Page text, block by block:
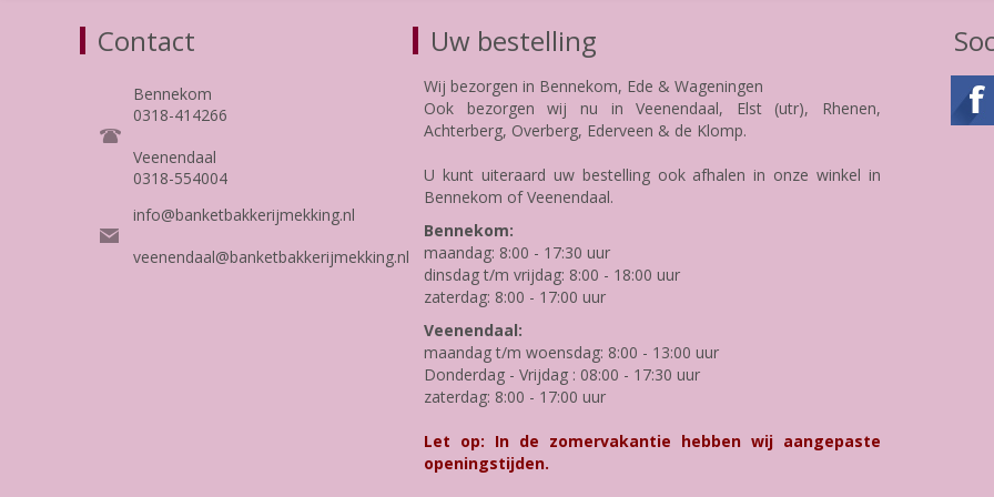
Contact
Bennekom
0318-414266
Veenendaal
0318-554004
info@banketbakkerijmekking.nl
veenendaal@banketbakkerijmekking.nl
Uw bestelling
Wij bezorgen in Bennekom, Ede & Wageningen
Ook bezorgen wij nu in Veenendaal, Elst (utr), Rhenen,
Achterberg, Overberg, Ederveen & de Klomp.
U kunt uiteraard uw bestelling ook afhalen in onze winkel in
Bennekom of Veenendaal.
Bennekom:
maandag: 8:00 - 17:30 uur
dinsdag t/m vrijdag: 8:00 - 18:00 uur
zaterdag: 8:00 - 17:00 uur
Veenendaal:
maandag t/m woensdag: 8:00 - 13:00 uur
Donderdag - Vrijdag : 08:00 - 17:30 uur
zaterdag: 8:00 - 17:00 uur
Let op: In de zomervakantie hebben wij aangepaste
openingstijden.